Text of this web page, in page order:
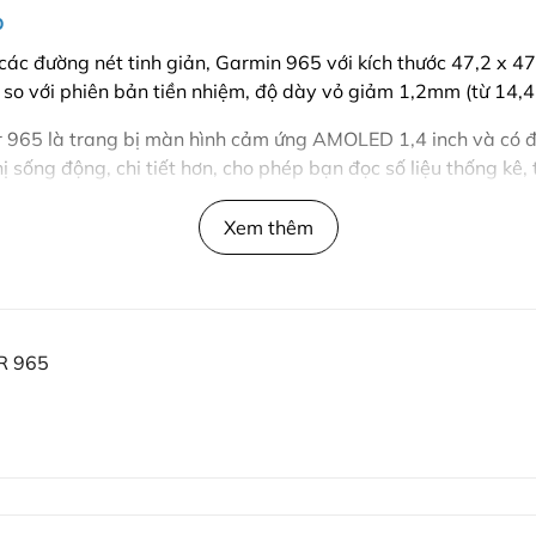
đường nét tinh giản, Garmin 965 với kích thước 47,2 x
với phiên bản tiền nhiệm, độ dày vỏ giảm 1,2mm (từ
là trang bị màn hình cảm ứng AMOLED 1,4 inch và
động, chi tiết hơn, cho phép bạn đọc số liệu thống
hình bất kì lúc nào, giúp cổ tay bạn nổi bật trong mọi
gia cố bằng sợi và được bảo vệ bằng kính Corning
lượng cao, thân thiện với da tay, đặc biệt thu hút người
Xem thêm
965